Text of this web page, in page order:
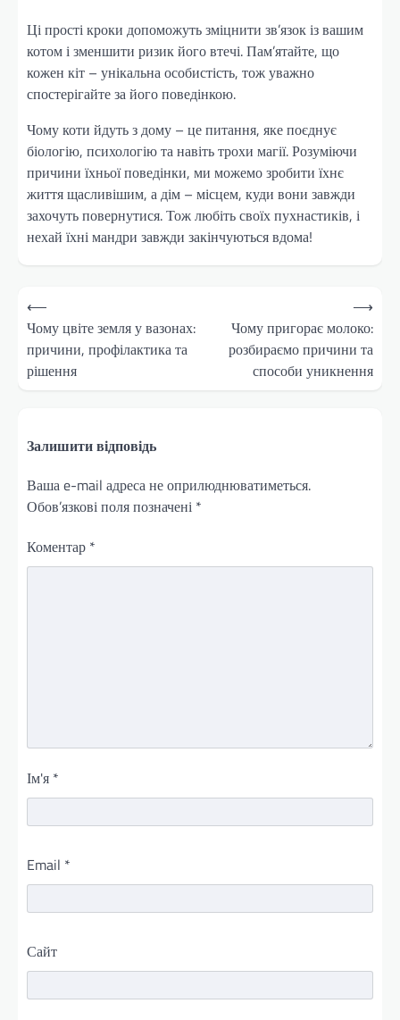
Ці прості кроки допоможуть зміцнити зв’язок із вашим
котом і зменшити ризик його втечі. Пам’ятайте, що
кожен кіт – унікальна особистість, тож уважно
спостерігайте за його поведінкою.
Чому коти йдуть з дому – це питання, яке поєднує
біологію, психологію та навіть трохи магії. Розуміючи
причини їхньої поведінки, ми можемо зробити їхнє
життя щасливішим, а дім – місцем, куди вони завжди
захочуть повернутися. Тож любіть своїх пухнастиків, і
нехай їхні мандри завжди закінчуються вдома!
Навігація
записів
⟵
Чому цвіте земля у вазонах:
причини, профілактика та
рішення
Чому пригорає молоко:
розбираємо причини та
способи уникнення
⟶
Залишити відповідь
Ваша e-mail адреса не оприлюднюватиметься.
Обов’язкові поля позначені *
Коментар *
Ім'я *
Email *
Сайт